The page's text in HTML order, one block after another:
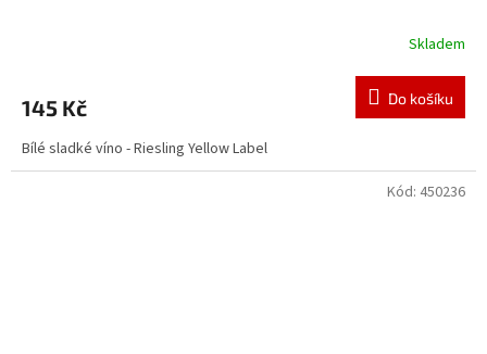
Skladem
145 Kč Do košíku
Bílé sladké víno - Riesling Yellow Label
Kód: 450236